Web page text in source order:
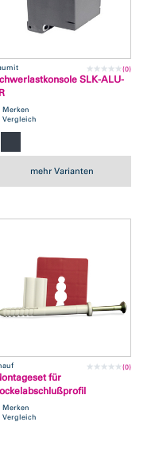
(0)
SLK-ALU-
Merken
Vergleich
mehr Varianten
(0)
für
Merken
Vergleich